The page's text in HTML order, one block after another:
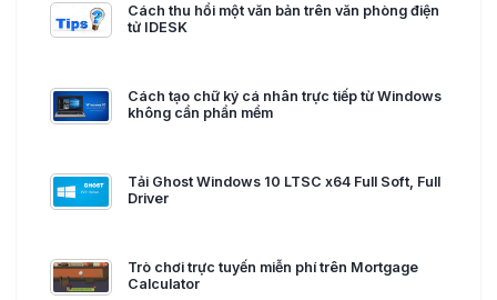
Cách thu hồi một văn bản trên văn phòng điện
tử IDESK
Cách tạo chữ ký cá nhân trực tiếp từ Windows
không cần phần mềm
Tải Ghost Windows 10 LTSC x64 Full Soft, Full
Driver
Trò chơi trực tuyến miễn phí trên Mortgage
Calculator